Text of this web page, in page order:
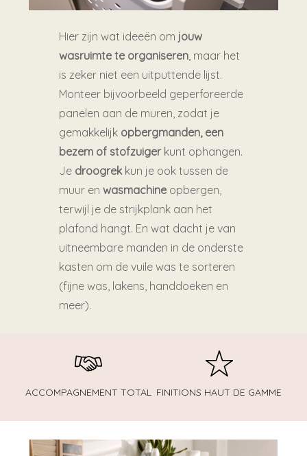
Hier zijn wat ideeën om jouw
wasruimte te organiseren , maar het
is zeker niet een uitputtende lijst.
Monteer bijvoorbeeld geperforeerde
panelen aan de muren, zodat je
gemakkelijk opbergmanden, een
bezem of stofzuigerkunt ophangen.
Je droogrek kun je ook tussen de
muur enwasmachine opbergen,
terwijl je de strijkplank aan het
plafond hangt. En wat dacht je van
uitneembare manden in de onderste
kasten om de vuile was te sorteren
(fijne was, lakens, handdoeken en
meer).
ACCOMPAGNEMENT TOTAL FINITIONS HAUT DE GAMME